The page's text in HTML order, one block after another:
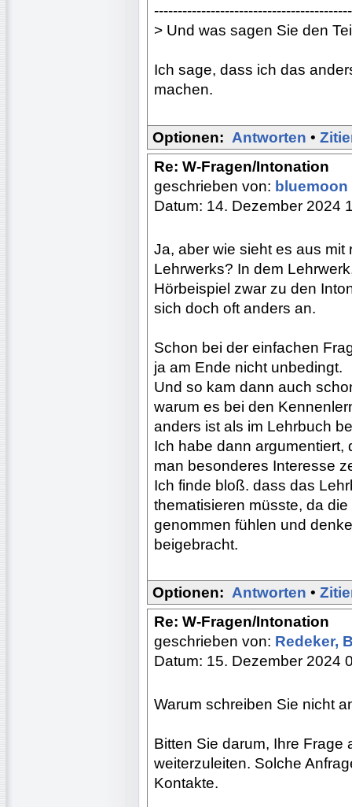
> Und was sagen Sie den
Ich sage, dass ich das
machen.
Optionen: Antworten •
Re: W-Fragen/Intonation
geschrieben von: bluemoon
Datum: 14. Dezember 2024
Ja, aber wie sieht es aus
Lehrwerks? In dem
Hörbeispiel zwar zu den
sich doch oft anders an.
Schon bei der einfachen
ja am Ende nicht unbedingt.
Und so kam dann auch
warum es bei den
anders ist als im Lehrbuch
Ich habe dann
man besonderes Interesse
Ich finde bloß. dass das
thematisieren müsste, da
genommen fühlen und
beigebracht.
Optionen: Antworten •
Re: W-Fragen/Intonation
geschrieben von: Redeker,
Datum: 15. Dezember 2024
Warum schreiben Sie nicht
Bitten Sie darum, Ihre
weiterzuleiten. Solche
Kontakte.